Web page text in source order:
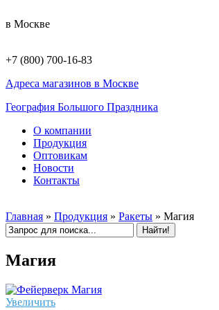
в Москве
+7 (800) 700-16-83
Адреса магазинов в Москве
География Большого Праздника
О компании
Продукция
Оптовикам
Новости
Контакты
Главная » Продукция » Ракеты » Магия
Магия
Увеличить